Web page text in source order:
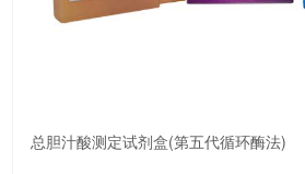
总胆汁酸测定试剂盒(第五代循环酶法)